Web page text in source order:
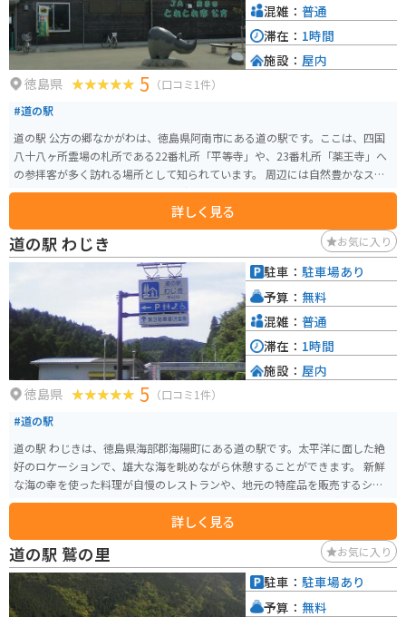
るために多くの人々が訪れます。
徳島県 5 （口コミ1件）
#道の駅
道の駅 公方の郷なかがわは、徳島県阿南市にある道の駅です。ここは、四国
八十八ヶ所霊場の札所である22番札所「平等寺」や、23番札所「薬王寺」へ
の参拝客が多く訪れる場所として知られています。 周辺には自然豊かなスポ
ットも多く、バイクでのツーリングにも最適です。特に、山間部を走る県道2
93号線は、ワインディングロードとしても人気があります。道の駅には、地
元の特産品を販売するショップや、レストランもあり、休憩に最適です。名
物の「阿波尾鶏」を使った料理や、「すだち」を使ったスイーツなども人気
です。 また、道の駅に隣接して、日帰り温泉施設「公方の郷温泉」がありま
す。温泉で旅の疲れを癒やすのも良いでしょう。道の駅 公方の郷なかがわ
は、観光やツーリングの拠点として、ぜひ立ち寄りたい場所です。
詳しく見る
混雑： 普通
滞在： 1時間
施設： 屋内
道の駅 わじき お気に入り
徳島県 5 （口コミ1件）
#道の駅
道の駅 わじきは、徳島県海部郡海陽町にある道の駅です。太平洋に面した絶
好のロケーションで、雄大な海を眺めながら休憩することができます。 新鮮
な海の幸を使った料理が自慢のレストランや、地元の特産品を販売するショ
ップなどがあります。特に、地元産のわかめを使った「わかめうどん」や
「わかめソフトクリーム」はおすすめです。 バイクで訪れる場合、道の駅 わ
じきは広い駐車場があるので安心して駐車できます。また、太平洋を眺めな
がら走る海岸線は、ツーリングにも最適です。 周辺には、海水浴場やキャン
プ場など、自然を満喫できるスポットも点在しています。道の駅 わじきを拠
点に、徳島県の自然を満喫するのも良いでしょう。
詳しく見る
駐車： 駐車場あり
予算： 無料
混雑： 普通
滞在： 1時間
施設： 屋内
道の駅 鷲の里 お気に入り
駐車： 駐車場あり
予算： 無料